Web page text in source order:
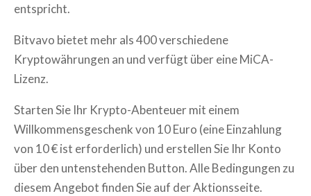
entspricht.
Bitvavo bietet mehr als 400 verschiedene
Kryptowährungen an und verfügt über eine MiCA-
Lizenz.
Starten Sie Ihr Krypto-Abenteuer mit einem
Willkommensgeschenk von 10 Euro (eine Einzahlung
von 10 € ist erforderlich) und erstellen Sie Ihr Konto
über den untenstehenden Button. Alle Bedingungen zu
diesem Angebot finden Sie auf der Aktionsseite.